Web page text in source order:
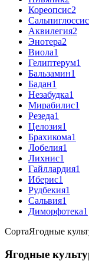
Кореопсис2
Сальпиглоссис
Аквилегия2
Энотера2
Виола1
Гелиптерум1
Бальзамин1
Бадан1
Незабудка1
Мирабилис1
Резеда1
Целозия1
Брахикома1
Лобелия1
Лихнис1
Гайллардия1
Иберис1
Рудбекия1
Сальвия1
Диморфотека1
СортаЯгодные
Ягодные